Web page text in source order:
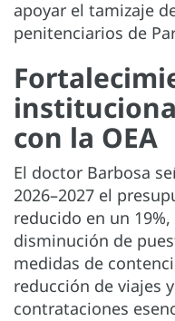
apoyar el tamizaje
penitenciarios de
con la OEA
El doctor Barbosa
2026–2027 el
reducido en un
disminución de
medidas de
reducción de viajes
contrataciones